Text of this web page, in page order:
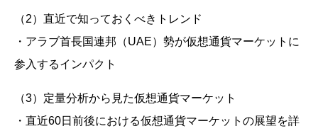
（2）直近で知っておくべきトレンド
・アラブ首長国連邦（UAE）勢が仮想通貨マーケットに
参入するインパクト
（3）定量分析から見た仮想通貨マーケット
・直近60日前後における仮想通貨マーケットの展望を詳